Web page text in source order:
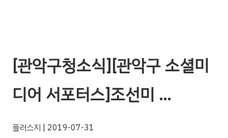
[관악구청소식][관악구 소셜미
디어 서포터스]조선미 …
플러스지 | 2019-07-31